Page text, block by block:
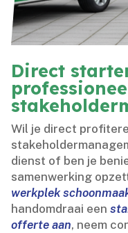
Direct
Wil je direct
dienst of ben je
samenwerking
werkplek
handomdraai een
offerte aan, neem